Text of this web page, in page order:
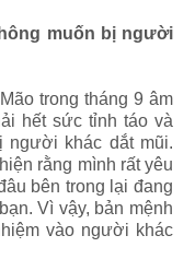
muốn bị người
trong tháng 9 âm
hết sức tỉnh táo và
người khác dắt mũi.
rằng mình rất yêu
bên trong lại đang
Vì vậy, bản mệnh
vào người khác